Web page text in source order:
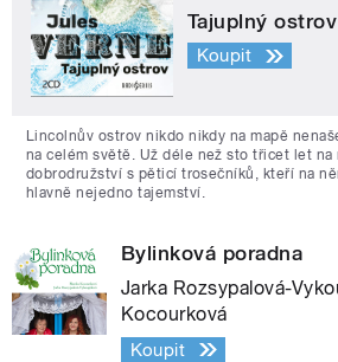
Tajuplný ostrov
Koupit
Lincolnův ostrov nikdo nikdy na mapě
na celém světě. Už déle než sto třicet let na
dobrodružství s pěticí trosečníků, kteří na
hlavně nejedno tajemství.
Bylinková poradna
Jarka Rozsypalová-
Kocourková
Koupit